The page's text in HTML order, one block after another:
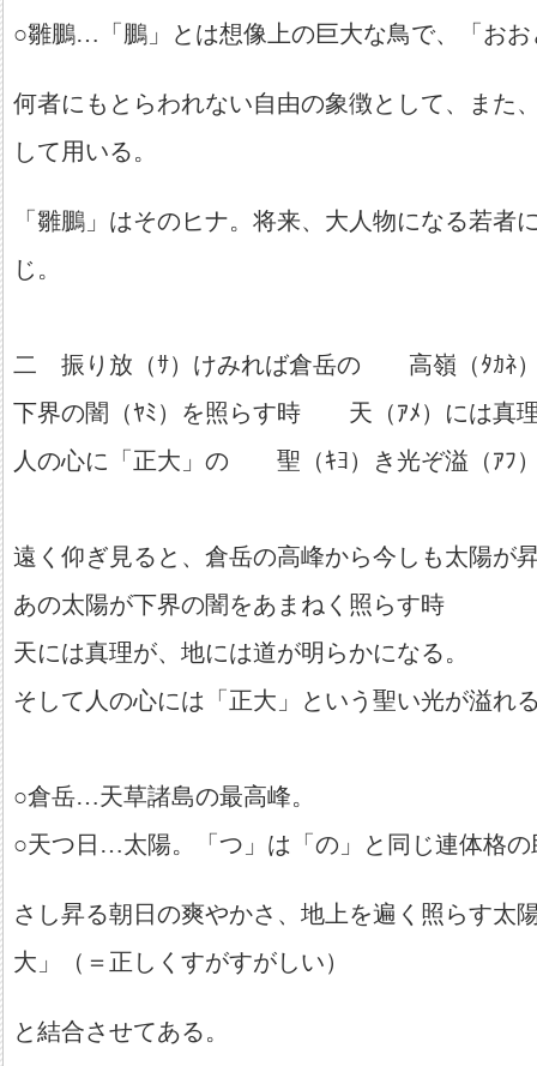
○雛鵬…「鵬」とは想像上の巨大な鳥で、「おお
何者にもとらわれない自由の象徴として、また
して用いる。
「雛鵬」はそのヒナ。将来、大人物になる若者
じ。
二 振り放（ｻ）けみれば倉岳の 高嶺（ﾀｶﾈ
下界の闇（ﾔﾐ）を照らす時 天（ｱﾒ）には真
人の心に「正大」の 聖（ｷﾖ）き光ぞ溢（ｱﾌ
遠く仰ぎ見ると、倉岳の高峰から今しも太陽が
あの太陽が下界の闇をあまねく照らす時
天には真理が、地には道が明らかになる。
そして人の心には「正大」という聖い光が溢れ
○倉岳…天草諸島の最高峰。
○天つ日…太陽。「つ」は「の」と同じ連体格の
さし昇る朝日の爽やかさ、地上を遍く照らす太
大」（＝正しくすがすがしい）
と結合させてある。